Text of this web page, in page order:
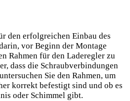
den erfolgreichen Einbau des
vor Beginn der Montage
Rahmen für den Laderegler zu
dass die Schraubverbindungen
Sie den Rahmen, um
korrekt befestigt sind und ob es
oder Schimmel gibt.